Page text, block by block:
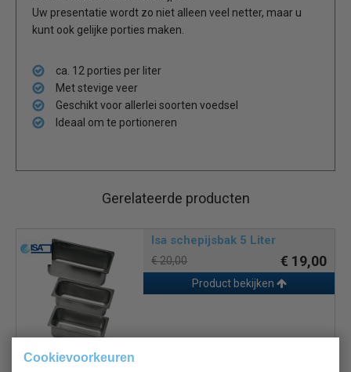
Cookievoorkeuren
Uw presentatie wordt zo niet alleen veel netter, maar u
kunt ook gelijke porties maken.
ca. 12 porties per liter
Met stevige veer
Geschikt voor allerlei soorten voedsel
Ideaal om te portioneren
Gerelateerde producten
Isa schepijsbak 5 Liter
€ 20,00 € 19,00
Product bekijken